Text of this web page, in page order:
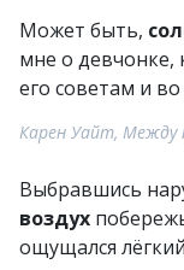
Может быть,
мне о девчонке,
его советам и
Карен Уайт, Между
Выбравшись
воздух
ощущался